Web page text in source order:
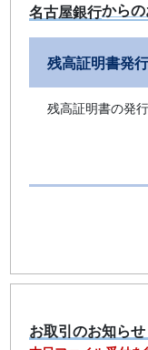
名古屋銀行から
残高証明書発
残高証明書の発
お取引のお知らせ